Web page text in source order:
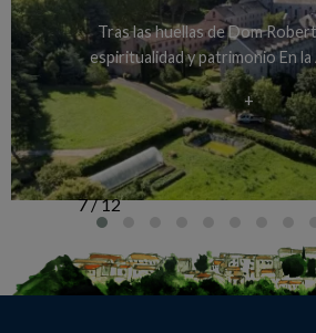
Tras las huellas de Dom
espiritualidad y patrimonio En la
+
7 / 12